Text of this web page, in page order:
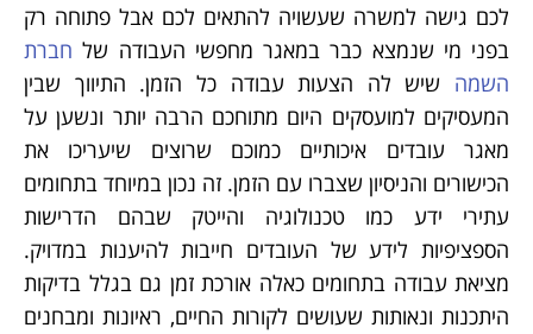
לכם גישה למשרה שעשויה להתאים לכם אבל פתוחה רק
בפני מי שנמצא כבר במאגר מחפשי העבודה של חברת
השמה שיש לה הצעות עבודה כל הזמן. התיווך שבין
המעסיקים למועסקים היום מתוחכם הרבה יותר ונשען על
מאגר עובדים איכותיים כמוכם שרוצים שיעריכו את
הכישורים והניסיון שצברו עם הזמן. זה נכון במיוחד בתחומים
עתירי ידע כמו טכנולוגיה והייטק שבהם הדרישות
הספציפיות לידע של העובדים חייבות להיענות במדויק.
מציאת עבודה בתחומים כאלה אורכת זמן גם בגלל בדיקות
היתכנות ונאותות שעושים לקורות החיים, ראיונות ומבחנים